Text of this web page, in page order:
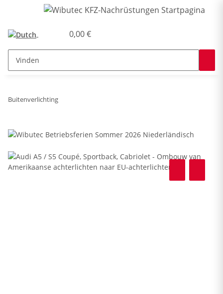
0,00 €
Buitenverlichting